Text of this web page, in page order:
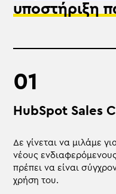
υποστήριξη
HubSpot Sales
Δε γίνεται να μιλάμε
νέους
πρέπει να είναι
χρήση του.